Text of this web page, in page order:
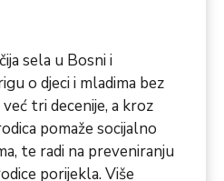
sela u Bosni i
o djeci i mladima bez
tri decenije, a kroz
pomaže socijalno
te radi na preveniranju
porijekla. Više